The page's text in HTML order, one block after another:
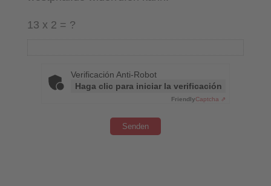
13 x 2 = ?
Verificación Anti-Robot
Haga clic para iniciar la verificación
FriendlyCaptcha ⇗